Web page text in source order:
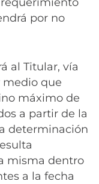
por no
al Titular, vía
medio que
máximo de
a partir de la
determinación
misma dentro
a la fecha